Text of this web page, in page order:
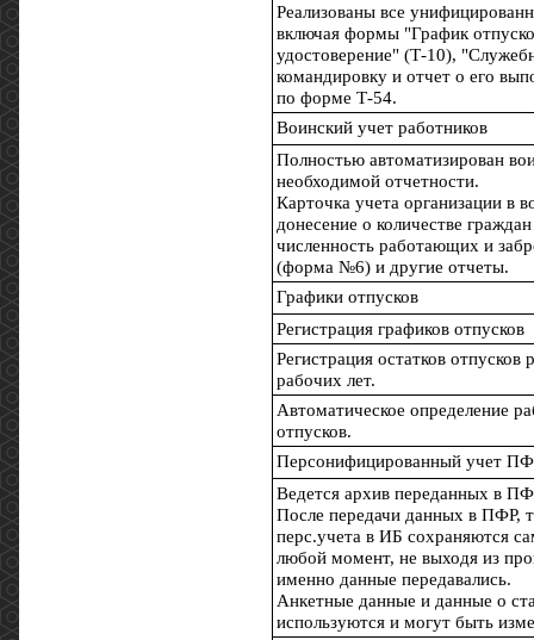
Реализованы все
включая формы "График
удостоверение" (Т-10),
командировку и отчет о его
по форме Т-54.
Воинский учет работников
Полностью автоматизирован
необходимой отчетности.
Карточка учета организации в
донесение о количестве
численность работающих и
(форма №6) и другие отчеты.
Графики отпусков
Регистрация графиков отпусков
Регистрация остатков отпусков
рабочих лет.
Автоматическое определение
отпусков.
Персонифицированный учет
Ведется архив переданных в
После передачи данных в ПФР,
перс.учета в ИБ сохраняются
любой момент, не выходя из
именно данные передавались.
Анкетные данные и данные о
используются и могут быть